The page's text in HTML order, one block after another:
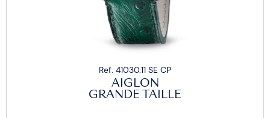
Ref. 41030.11 SE CP
AIGLON
GRANDE TAILLE